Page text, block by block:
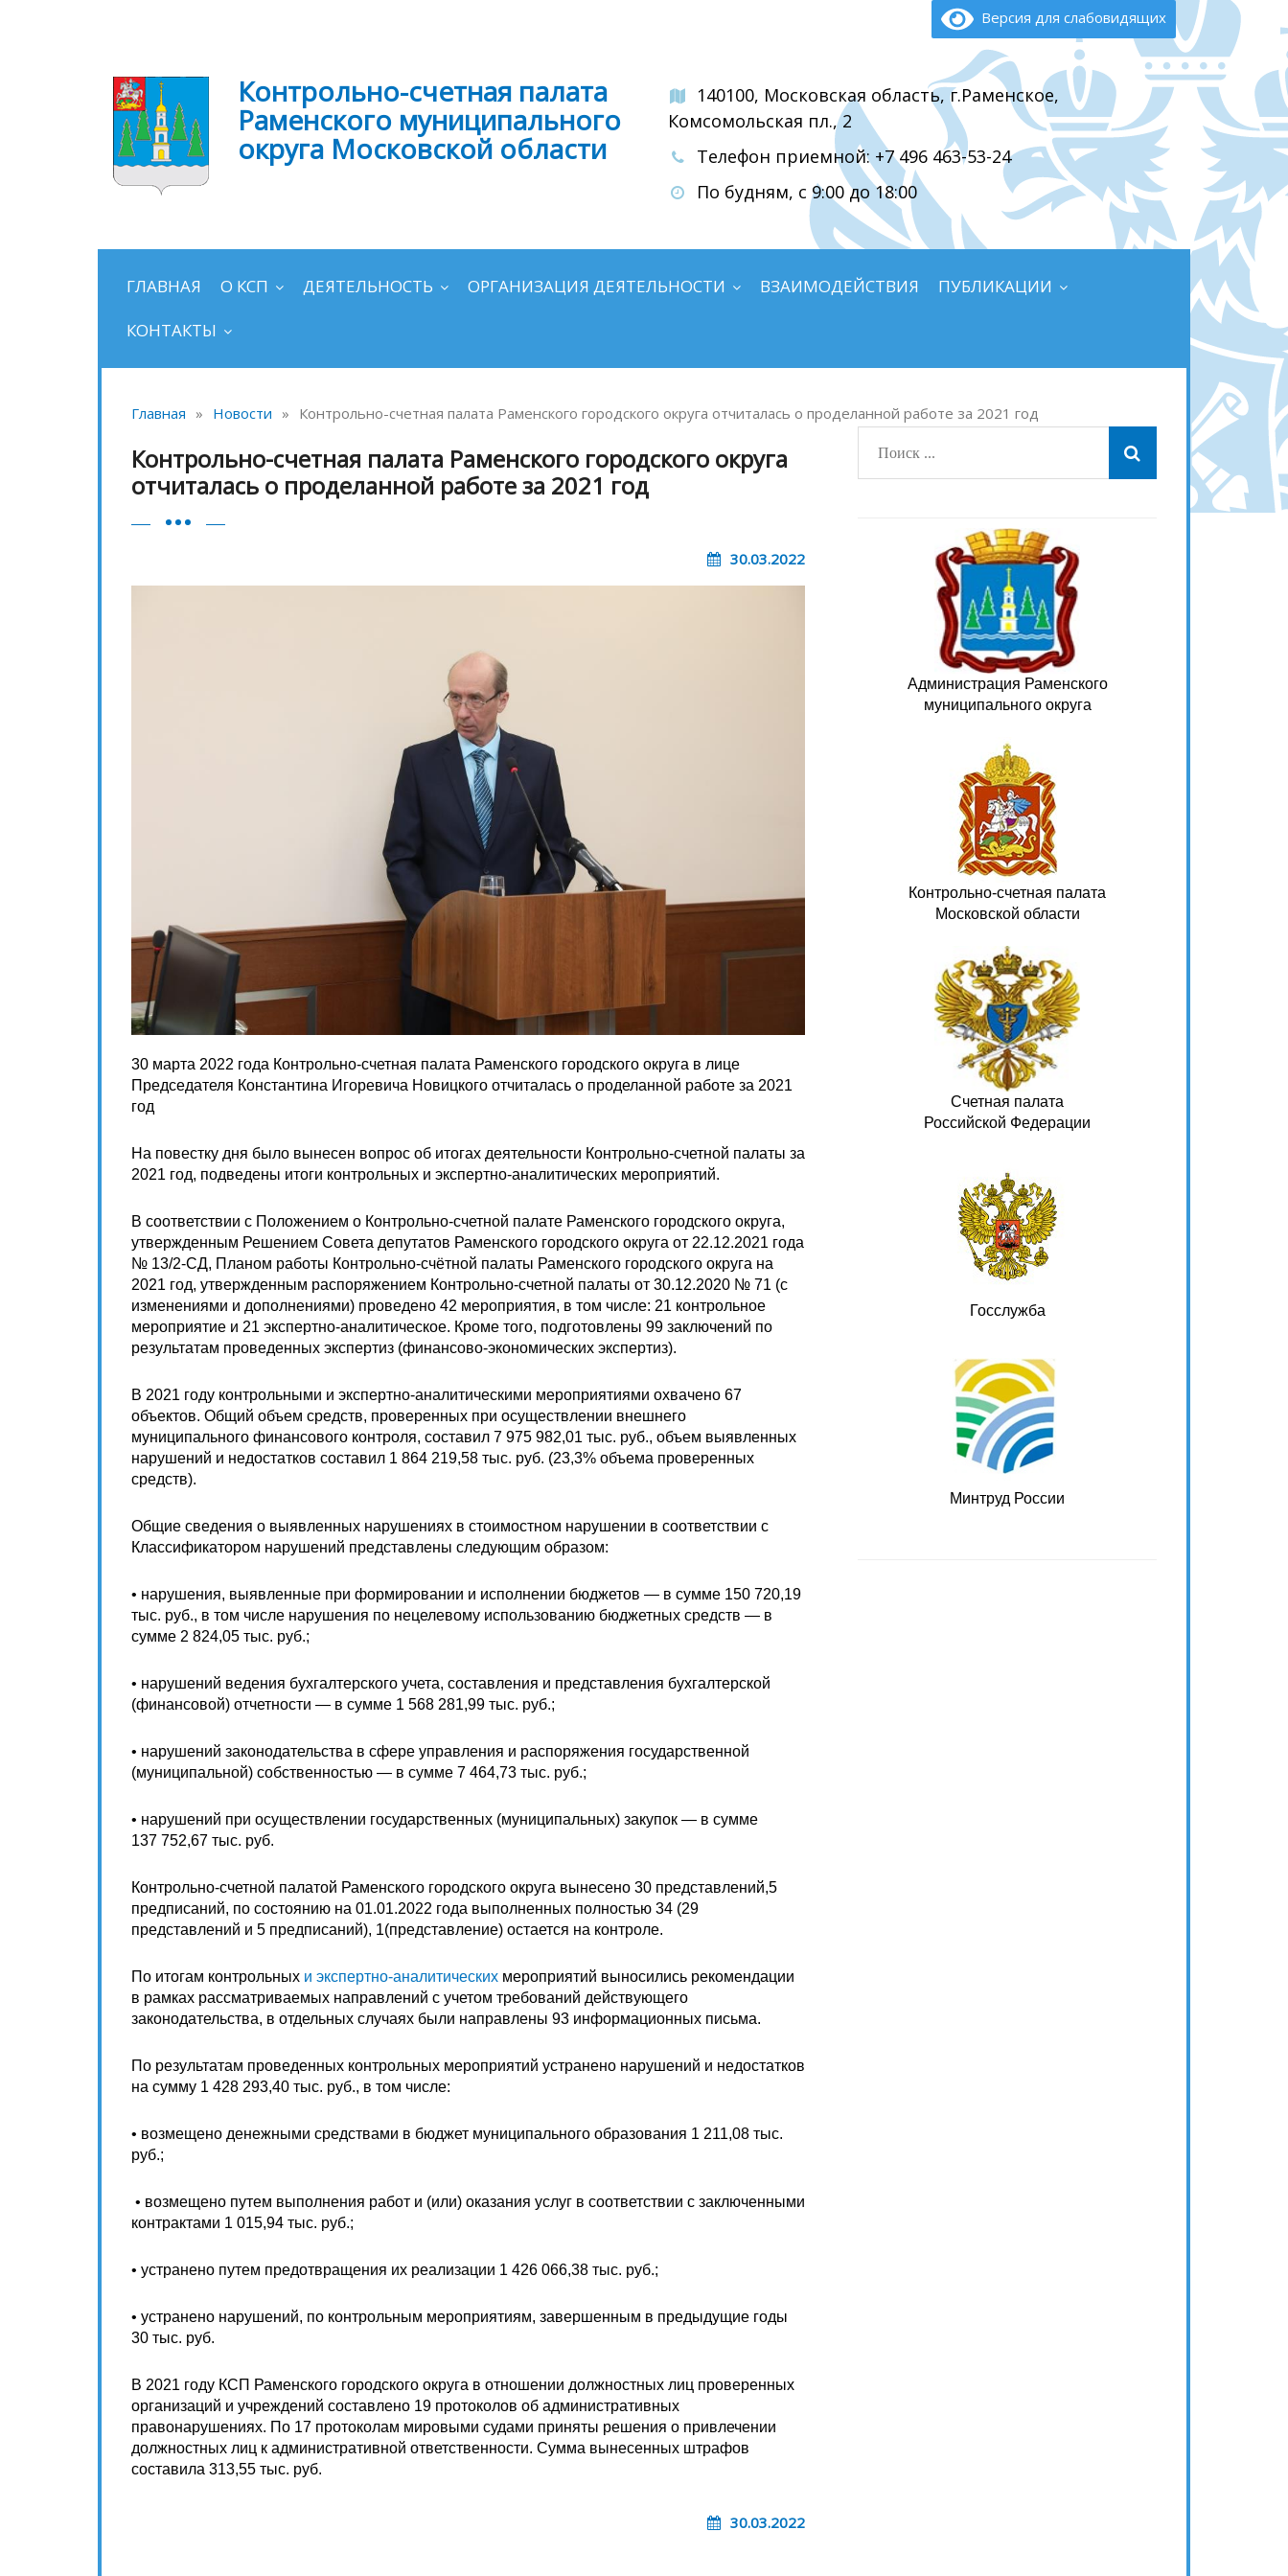
Версия для слабовидящих
Контрольно-счетная палата
Раменского муниципального
округа Московской области
140100, Московская область, г.Раменское,
Комсомольская пл., 2
Телефон приемной: +7 496 463-53-24
По будням, с 9:00 до 18:00
ГЛАВНАЯ О КСП ДЕЯТЕЛЬНОСТЬ ОРГАНИЗАЦИЯ ДЕЯТЕЛЬНОСТИ ВЗАИМОДЕЙСТВИЯ
ПУБЛИКАЦИИ
КОНТАКТЫ
Главная » Новости » Контрольно-счетная палата Раменского городского округа отчиталась о проделанной работе за 2021 год
Контрольно-счетная палата Раменского городского округа
отчиталась о проделанной работе за 2021 год
30.03.2022
30 марта 2022 года Контрольно-счетная палата Раменского городского округа в лице
Председателя Константина Игоревича Новицкого отчиталась о проделанной работе за 2021
год
На повестку дня было вынесен вопрос об итогах деятельности Контрольно-счетной палаты за
2021 год, подведены итоги контрольных и экспертно-аналитических мероприятий.
В соответствии с Положением о Контрольно-счетной палате Раменского городского округа,
утвержденным Решением Совета депутатов Раменского городского округа от 22.12.2021 года
№ 13/2-СД, Планом работы Контрольно-счётной палаты Раменского городского округа на
2021 год, утвержденным распоряжением Контрольно-счетной палаты от 30.12.2020 № 71 (с
изменениями и дополнениями) проведено 42 мероприятия, в том числе: 21 контрольное
мероприятие и 21 экспертно-аналитическое. Кроме того, подготовлены 99 заключений по
результатам проведенных экспертиз (финансово-экономических экспертиз).
В 2021 году контрольными и экспертно-аналитическими мероприятиями охвачено 67
объектов. Общий объем средств, проверенных при осуществлении внешнего
муниципального финансового контроля, составил 7 975 982,01 тыс. руб., объем выявленных
нарушений и недостатков составил 1 864 219,58 тыс. руб. (23,3% объема проверенных
средств).
Общие сведения о выявленных нарушениях в стоимостном нарушении в соответствии с
Классификатором нарушений представлены следующим образом:
• нарушения, выявленные при формировании и исполнении бюджетов — в сумме 150 720,19
тыс. руб., в том числе нарушения по нецелевому использованию бюджетных средств — в
сумме 2 824,05 тыс. руб.;
• нарушений ведения бухгалтерского учета, составления и представления бухгалтерской
(финансовой) отчетности — в сумме 1 568 281,99 тыс. руб.;
• нарушений законодательства в сфере управления и распоряжения государственной
(муниципальной) собственностью — в сумме 7 464,73 тыс. руб.;
• нарушений при осуществлении государственных (муниципальных) закупок — в сумме
137 752,67 тыс. руб.
Контрольно-счетной палатой Раменского городского округа вынесено 30 представлений,5
предписаний, по состоянию на 01.01.2022 года выполненных полностью 34 (29
представлений и 5 предписаний), 1(представление) остается на контроле.
По итогам контрольных и экспертно-аналитических мероприятий выносились рекомендации
в рамках рассматриваемых направлений с учетом требований действующего
законодательства, в отдельных случаях были направлены 93 информационных письма.
По результатам проведенных контрольных мероприятий устранено нарушений и недостатков
на сумму 1 428 293,40 тыс. руб., в том числе:
• возмещено денежными средствами в бюджет муниципального образования 1 211,08 тыс.
руб.;
• возмещено путем выполнения работ и (или) оказания услуг в соответствии с заключенными
контрактами 1 015,94 тыс. руб.;
• устранено путем предотвращения их реализации 1 426 066,38 тыс. руб.;
• устранено нарушений, по контрольным мероприятиям, завершенным в предыдущие годы
30 тыс. руб.
В 2021 году КСП Раменского городского округа в отношении должностных лиц проверенных
организаций и учреждений составлено 19 протоколов об административных
правонарушениях. По 17 протоколам мировыми судами приняты решения о привлечении
должностных лиц к административной ответственности. Сумма вынесенных штрафов
составила 313,55 тыс. руб.
30.03.2022
Администрация Раменского
муниципального округа
Контрольно-счетная палата
Московской области
Счетная палата
Российской Федерации
Госслужба
Минтруд России